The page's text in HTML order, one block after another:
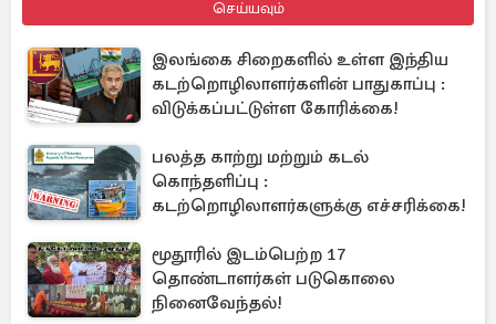
செய்யவும்
இலங்கை சிறைகளில் உள்ள இந்திய
கடற்றொழிலாளர்களின் பாதுகாப்பு :
விடுக்கப்பட்டுள்ள கோரிக்கை!
பலத்த காற்று மற்றும் கடல்
கொந்தளிப்பு :
கடற்றொழிலாளர்களுக்கு எச்சரிக்கை!
மூதூரில் இடம்பெற்ற 17
தொண்டாளர்கள் படுகொலை
நினைவேந்தல்!